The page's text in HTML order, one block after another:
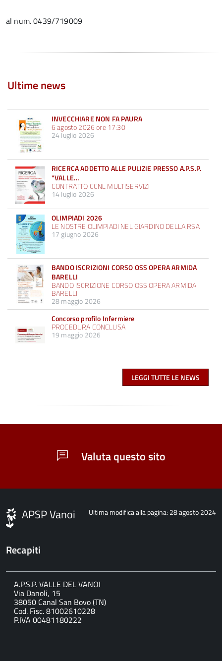
al num. 0439/719009
Ultime news
INVECCHIARE NON FA PAURA
6 agosto 2026 ore 17:30
24 luglio 2026
RICERCA ADDETTO ALLE PULIZIE PRESSO A.P.S.P.
"VALLE…
CONTRATTO CCNL MULTISERVIZI
14 luglio 2026
OLIMPIADI 2026
LE NOSTRE OLIMPIADI NEL GIARDINO DELLA RSA
17 giugno 2026
BANDO ISCRIZIONI CORSO OSS OPERA ARMIDA
BARELLI
BANDO ISCRIZIONE CORSO OSS OPERA ARMIDA
BARELLI
28 maggio 2026
Concorso profilo Infermiere
PROCEDURA CONCLUSA
19 maggio 2026
LEGGI TUTTE LE NEWS
Valuta questo sito
Ultima modifica alla pagina: 28 agosto 2024
APSP Vanoi
Recapiti
A.P.S.P. VALLE DEL VANOI
Via Danoli, 15
38050 Canal San Bovo (TN)
Cod. Fisc. 81002610228
P.IVA 00481180222